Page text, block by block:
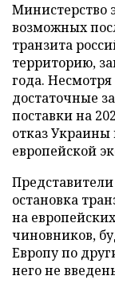
Министерство
возможных
транзита
территорию,
года.
достаточные
поставки на
отказ Украины
европейской
остановка
на
чиновников,
Европу по
него не